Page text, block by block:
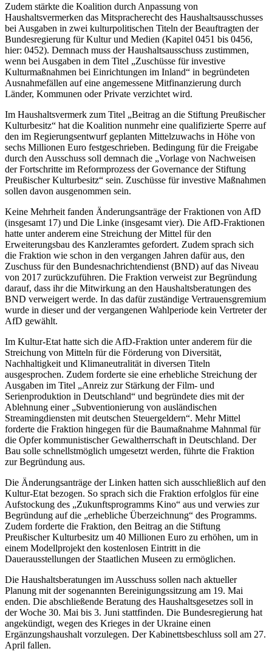
Zudem stärkte die Koalition durch Anpassung von
Haushaltsvermerken das Mitspracherecht des Haushaltsausschusses
bei Ausgaben in zwei kulturpolitischen Titeln der Beauftragten der
Bundesregierung für Kultur und Medien (Kapitel 0451 bis 0456,
hier: 0452). Demnach muss der Haushaltsausschuss zustimmen,
wenn bei Ausgaben in dem Titel „Zuschüsse für investive
Kulturmaßnahmen bei Einrichtungen im Inland“ in begründeten
Ausnahmefällen auf eine angemessene Mitfinanzierung durch
Länder, Kommunen oder Private verzichtet wird.
Im Haushaltsvermerk zum Titel „Beitrag an die Stiftung Preußischer
Kulturbesitz“ hat die Koalition nunmehr eine qualifizierte Sperre auf
den im Regierungsentwurf geplanten Mittelzuwachs in Höhe von
sechs Millionen Euro festgeschrieben. Bedingung für die Freigabe
durch den Ausschuss soll demnach die „Vorlage von Nachweisen
der Fortschritte im Reformprozess der Governance der Stiftung
Preußischer Kulturbesitz“ sein. Zuschüsse für investive Maßnahmen
sollen davon ausgenommen sein.
Keine Mehrheit fanden Änderungsanträge der Fraktionen von AfD
(insgesamt 17) und Die Linke (insgesamt vier). Die AfD-Fraktionen
hatte unter anderem eine Streichung der Mittel für den
Erweiterungsbau des Kanzleramtes gefordert. Zudem sprach sich
die Fraktion wie schon in den vergangen Jahren dafür aus, den
Zuschuss für den Bundesnachrichtendienst (BND) auf das Niveau
von 2017 zurückzuführen. Die Fraktion verweist zur Begründung
darauf, dass ihr die Mitwirkung an den Haushaltsberatungen des
BND verweigert werde. In das dafür zuständige Vertrauensgremium
wurde in dieser und der vergangenen Wahlperiode kein Vertreter der
AfD gewählt.
Im Kultur-Etat hatte sich die AfD-Fraktion unter anderem für die
Streichung von Mitteln für die Förderung von Diversität,
Nachhaltigkeit und Klimaneutralität in diversen Titeln
ausgesprochen. Zudem forderte sie eine erhebliche Streichung der
Ausgaben im Titel „Anreiz zur Stärkung der Film- und
Serienproduktion in Deutschland“ und begründete dies mit der
Ablehnung einer „Subventionierung von ausländischen
Streamingdiensten mit deutschen Steuergeldern“. Mehr Mittel
forderte die Fraktion hingegen für die Baumaßnahme Mahnmal für
die Opfer kommunistischer Gewaltherrschaft in Deutschland. Der
Bau solle schnellstmöglich umgesetzt werden, führte die Fraktion
zur Begründung aus.
Die Änderungsanträge der Linken hatten sich ausschließlich auf den
Kultur-Etat bezogen. So sprach sich die Fraktion erfolglos für eine
Aufstockung des „Zukunftsprogramms Kino“ aus und verwies zur
Begründung auf die „erhebliche Überzeichnung“ des Programms.
Zudem forderte die Fraktion, den Beitrag an die Stiftung
Preußischer Kulturbesitz um 40 Millionen Euro zu erhöhen, um in
einem Modellprojekt den kostenlosen Eintritt in die
Dauerausstellungen der Staatlichen Museen zu ermöglichen.
Die Haushaltsberatungen im Ausschuss sollen nach aktueller
Planung mit der sogenannten Bereinigungssitzung am 19. Mai
enden. Die abschließende Beratung des Haushaltsgesetzes soll in
der Woche 30. Mai bis 3. Juni stattfinden. Die Bundesregierung hat
angekündigt, wegen des Krieges in der Ukraine einen
Ergänzungshaushalt vorzulegen. Der Kabinettsbeschluss soll am 27.
April fallen.